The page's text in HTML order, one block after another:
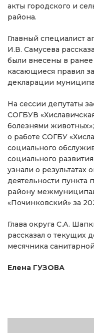
акты городского и
района.
Главный специалист
И.В. Самусева
были внесены в
касающиеся правил
декларации
На сессии депутаты
СОГБУВ
болезнями
о работе СОГБУ
социального
социального
узнали о результатах
деятельности пункта
району
«Починковский» за
Глава округа С.А.
рассказал о текущих
месячника
Елена ГУЗОВА